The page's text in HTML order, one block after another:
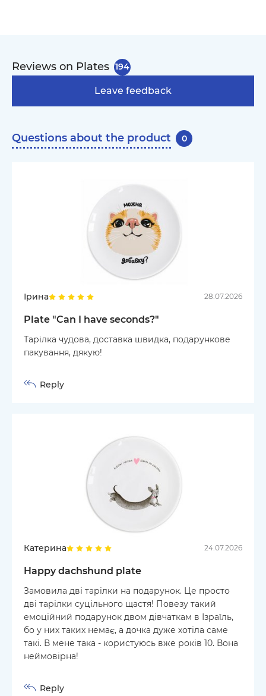
Reviews on Plates 194
Leave feedback
Questions about the product 0
Ірина 28.07.2026
Plate "Can I have seconds?"
Тарілка чудова, доставка швидка, подарункове
пакування, дякую!
Reply
Катерина 24.07.2026
Happy dachshund plate
Замовила дві тарілки на подарунок. Це просто
дві тарілки суцільного щастя! Повезу такий
емоційний подарунок двом дівчаткам в Ізраїль,
бо у них таких немає, а дочка дуже хотіла саме
такі. В мене така - користуюсь вже років 10. Вона
неймовірна!
Reply